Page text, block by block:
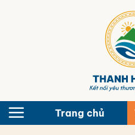
Trang chủ